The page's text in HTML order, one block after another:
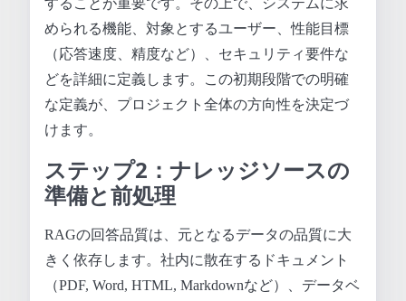
められる機能、対象とするユーザー、性能目標
（応答速度、精度など）、セキュリティ要件な
どを詳細に定義します。この初期段階での明確
な定義が、プロジェクト全体の方向性を決定づ
けます。
ステップ2：ナレッジソースの
準備と前処理
RAGの回答品質は、元となるデータの品質に大
きく依存します。社内に散在するドキュメント
（PDF, Word, HTML, Markdownなど）、データベ